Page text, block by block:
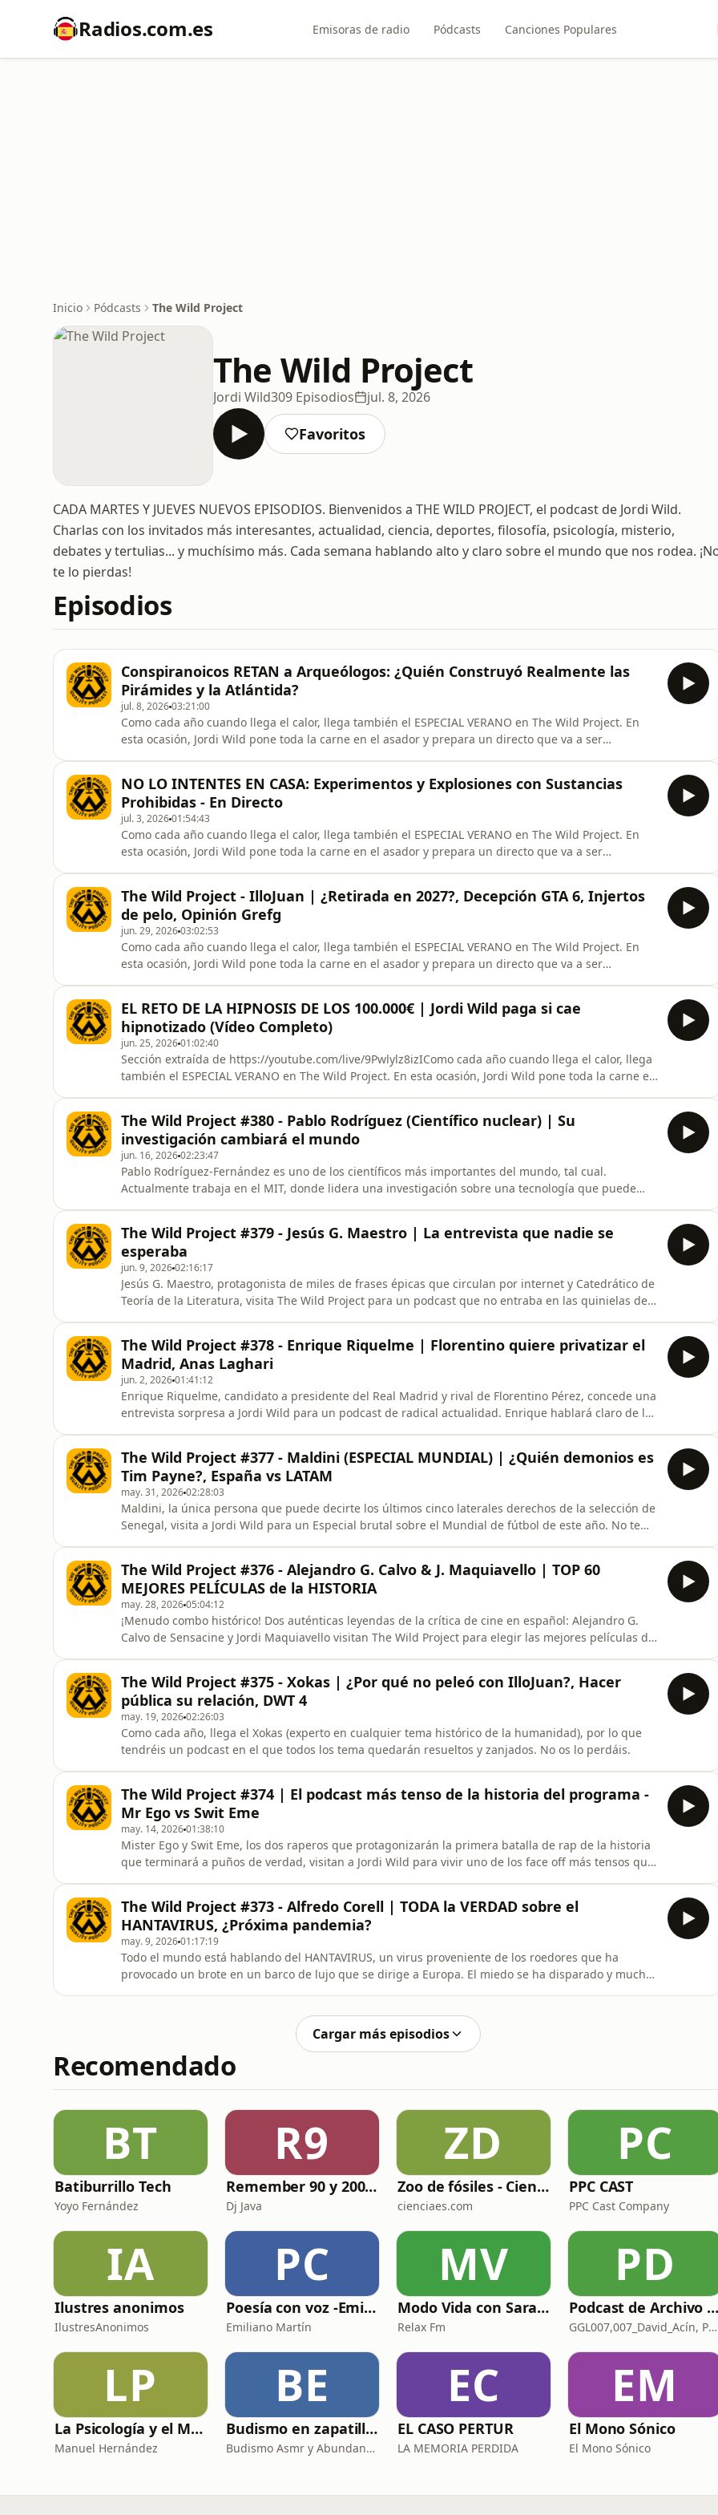
Radios.com.es Emisoras de radio Pódcasts Canciones Populares
Inicio Pódcasts The Wild Project
The Wild Project
Jordi Wild309 Episodios jul. 8, 2026
Favoritos
CADA MARTES Y JUEVES NUEVOS EPISODIOS. Bienvenidos a THE WILD PROJECT, el podcast de Jordi Wild.
Charlas con los invitados más interesantes, actualidad, ciencia, deportes, filosofía, psicología, misterio,
debates y tertulias... y muchísimo más. Cada semana hablando alto y claro sobre el mundo que nos rodea.
te lo pierdas!
Episodios
Conspiranoicos RETAN a Arqueólogos: ¿Quién Construyó Realmente las
Pirámides y la Atlántida?
jul. 8, 202603:21:00
Como cada año cuando llega el calor, llega también el ESPECIAL VERANO en The Wild Project. En
esta ocasión, Jordi Wild pone toda la carne en el asador y prepara un directo que va a ser
perdidas- Reto hipnosis:
NO LO INTENTES EN CASA: Experimentos y Explosiones con Sustancias
Prohibidas - En Directo
jul. 3, 202601:54:43
Como cada año cuando llega el calor, llega también el ESPECIAL VERANO en The Wild Project. En
esta ocasión, Jordi Wild pone toda la carne en el asador y prepara un directo que va a ser
civilizaciones perdidas- Reto hipnos
The Wild Project - IlloJuan | ¿Retirada en 2027?, Decepción GTA 6, Injertos
de pelo, Opinión Grefg
jun. 29, 202603:02:53
Como cada año cuando llega el calor, llega también el ESPECIAL VERANO en The Wild Project. En
esta ocasión, Jordi Wild pone toda la carne en el asador y prepara un directo que va a ser
perdidas- Reto hipnosis:
EL RETO DE LA HIPNOSIS DE LOS 100.000€ | Jordi Wild paga si cae
hipnotizado (Vídeo Completo)
jun. 25, 202601:02:40
Sección extraída de https://youtube.com/live/9Pwlylz8izIComo cada año cuando llega el calor, llega
también el ESPECIAL VERANO en The Wild Project. En esta ocasión, Jordi Wild pone toda la carne en
extraterrest
The Wild Project #380 - Pablo Rodríguez (Científico nuclear) | Su
investigación cambiará el mundo
jun. 16, 202602:23:47
Pablo Rodríguez-Fernández es uno de los científicos más importantes del mundo, tal cual.
Actualmente trabaja en el MIT, donde lidera una investigación sobre una tecnología que puede
porque hablamos de una
The Wild Project #379 - Jesús G. Maestro | La entrevista que nadie se
esperaba
jun. 9, 202602:16:17
Jesús G. Maestro, protagonista de miles de frases épicas que circulan por internet y Catedrático de
Teoría de la Literatura, visita The Wild Project para un podcast que no entraba en las quinielas de
sim
The Wild Project #378 - Enrique Riquelme | Florentino quiere privatizar el
Madrid, Anas Laghari
jun. 2, 202601:41:12
Enrique Riquelme, candidato a presidente del Real Madrid y rival de Florentino Pérez, concede una
entrevista sorpresa a Jordi Wild para un podcast de radical actualidad. Enrique hablará claro de la
The Wild Project #377 - Maldini (ESPECIAL MUNDIAL) | ¿Quién demonios es
Tim Payne?, España vs LATAM
may. 31, 202602:28:03
Maldini, la única persona que puede decirte los últimos cinco laterales derechos de la selección de
Senegal, visita a Jordi Wild para un Especial brutal sobre el Mundial de fútbol de este año. No te
The Wild Project #376 - Alejandro G. Calvo & J. Maquiavello | TOP 60
MEJORES PELÍCULAS de la HISTORIA
may. 28, 202605:04:12
¡Menudo combo histórico! Dos auténticas leyendas de la crítica de cine en español: Alejandro G.
Calvo de Sensacine y Jordi Maquiavello visitan The Wild Project para elegir las mejores películas de
The Wild Project #375 - Xokas | ¿Por qué no peleó con IlloJuan?, Hacer
pública su relación, DWT 4
may. 19, 202602:26:03
Como cada año, llega el Xokas (experto en cualquier tema histórico de la humanidad), por lo que
tendréis un podcast en el que todos los tema quedarán resueltos y zanjados. No os lo perdáis.
The Wild Project #374 | El podcast más tenso de la historia del programa -
Mr Ego vs Swit Eme
may. 14, 202601:38:10
Mister Ego y Swit Eme, los dos raperos que protagonizarán la primera batalla de rap de la historia
que terminará a puños de verdad, visitan a Jordi Wild para vivir uno de los face off más tensos que
palabras. N
The Wild Project #373 - Alfredo Corell | TODA la VERDAD sobre el
HANTAVIRUS, ¿Próxima pandemia?
may. 9, 202601:17:19
Todo el mundo está hablando del HANTAVIRUS, un virus proveniente de los roedores que ha
provocado un brote en un barco de lujo que se dirige a Europa. El miedo se ha disparado y muchos
Cargar más episodios
Recomendado
BT
Batiburrillo Tech
Yoyo Fernández
R9
Remember 90 y 2000 en PLAY WITH ME by Dj Java
Dj Java
ZD
Zoo de fósiles - Cienciaes.com
cienciaes.com
PC
PPC CAST
PPC Cast Company
IA
Ilustres anonimos
IlustresAnonimos
PC
Poesía con voz -Emiliano Martín- Podcasts
Emiliano Martín
MV
Modo Vida con Sara Manzaneque
Relax Fm
PD
Podcast de
GGL007,007_David_Acín, Pablo_Ortega, 58, AlbertoBond y Claalc
LP
La Psicología y el Modelo Parcuve®
Manuel Hernández
BE
Budismo en zapatillas, El budismo sin sermones
Budismo Asmr y Abundancia
EC
EL CASO PERTUR
LA MEMORIA PERDIDA
EM
El Mono Sónico
El Mono Sónico